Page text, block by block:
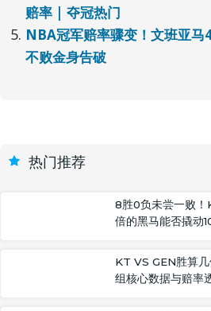
赔率 | 夺冠热门
NBA冠军赔率骤变！文班亚马
不败金身告破
热门推荐
8胜0负未尝一败！
倍的黑马能否撬动
KT VS GEN胜算
组核心数据与赔率